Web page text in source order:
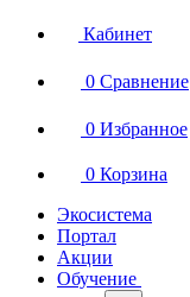
Кабинет
0 Сравнение
0 Избранное
0 Корзина
Экосистема
Портал
Акции
Обучение